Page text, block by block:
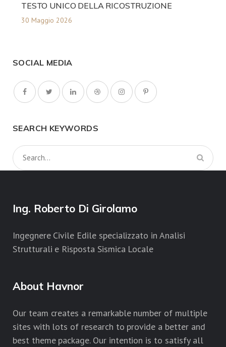
TESTO UNICO DELLA RICOSTRUZIONE
30 Maggio 2026
SOCIAL MEDIA
SEARCH KEYWORDS
Ing. Roberto Di Girolamo
Ingegnere Civile Edile specializzato in Analisi
Strutturali e Risposta Sismica Locale
About Havnor
Our team creates a remarkable number of multiple
sites with lots of research to provide a better and
best theme package. Our intention is to satisfy all